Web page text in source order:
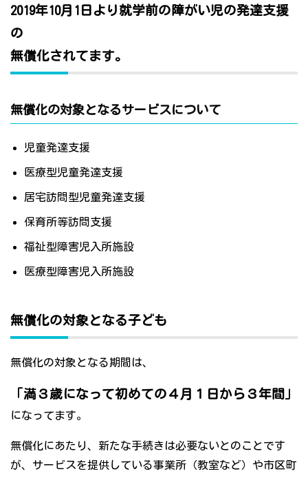
2019年10月1日より就学前の障がい児の発達支援
の
無償化されてます。
無償化の対象となるサービスについて
児童発達支援
医療型児童発達支援
居宅訪問型児童発達支援
保育所等訪問支援
福祉型障害児入所施設
医療型障害児入所施設
無償化の対象となる子ども
無償化の対象となる期間は、
「満３歳になって初めての４月１日から３年間」
になってます。
無償化にあたり、新たな手続きは必要ないとのことです
が、サービスを提供している事業所（教室など）や市区町